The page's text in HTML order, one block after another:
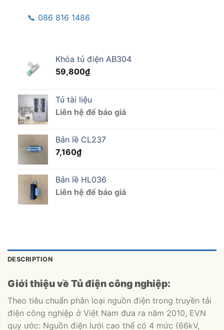
📞 086 816 1486
Khóa tủ điện AB304
59,800₫
Tủ tài liệu
Liên hệ để báo giá
Bản lề CL237
7,160₫
Bản lề HL036
Liên hệ để báo giá
DESCRIPTION
Giới thiệu về Tủ điện công nghiệp:
Theo tiêu chuẩn phân loại nguồn điện trong truyền tải
điện công nghiệp ở Việt Nam đưa ra năm 2010, EVN
quy ước: Nguồn điện lưới cao thế có 4 mức (66kV,